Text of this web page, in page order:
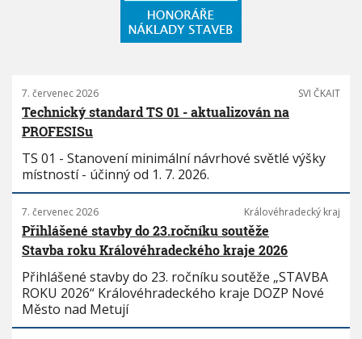
7. červenec 2026 SVI ČKAIT
Technický standard TS 01 - aktualizován na
PROFESISu
TS 01 - Stanovení minimální návrhové světlé výšky
místností - účinný od 1. 7. 2026.
7. červenec 2026 Královéhradecký kraj
Přihlášené stavby do 23.ročníku soutěže
Stavba roku Královéhradeckého kraje 2026
Přihlášené stavby do 23. ročníku soutěže „STAVBA
ROKU 2026“ Královéhradeckého kraje DOZP Nové
Město nad Metují